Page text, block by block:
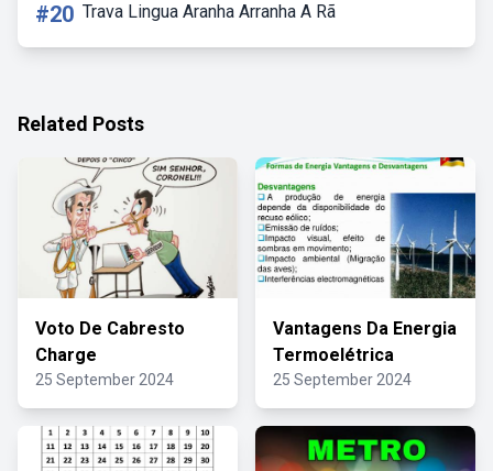
#20 Trava Lingua Aranha Arranha A Rã
Related Posts
Voto De Cabresto
Charge
25 September 2024
Vantagens Da Energia
Termoelétrica
25 September 2024